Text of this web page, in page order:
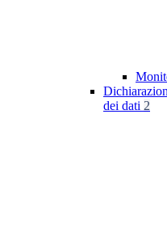
dei dati 2